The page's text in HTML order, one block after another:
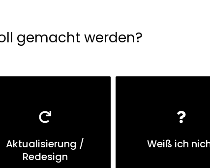
gemacht werden?
Aktualisierung /
Redesign
Weiß ich